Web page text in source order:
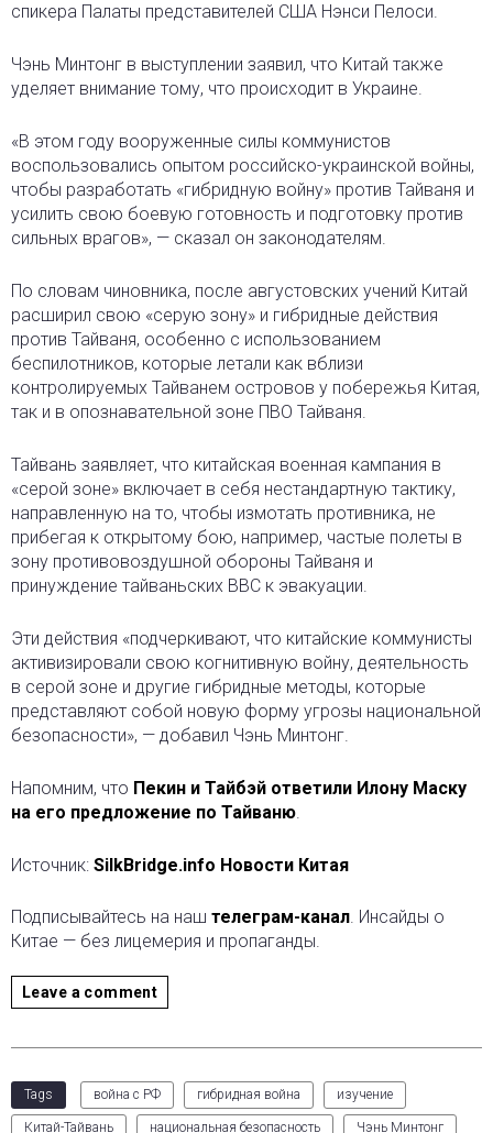
спикера Палаты представителей США Нэнси Пелоси.
Чэнь Минтонг в выступлении заявил, что Китай также
уделяет внимание тому, что происходит в Украине.
«В этом году вооруженные силы коммунистов
воспользовались опытом российско-украинской войны,
чтобы разработать «гибридную войну» против Тайваня и
усилить свою боевую готовность и подготовку против
сильных врагов», — сказал он законодателям.
По словам чиновника, после августовских учений Китай
расширил свою «серую зону» и гибридные действия
против Тайваня, особенно с использованием
беспилотников, которые летали как вблизи
контролируемых Тайванем островов у побережья Китая,
так и в опознавательной зоне ПВО Тайваня.
Тайвань заявляет, что китайская военная кампания в
«серой зоне» включает в себя нестандартную тактику,
направленную на то, чтобы измотать противника, не
прибегая к открытому бою, например, частые полеты в
зону противовоздушной обороны Тайваня и
принуждение тайваньских ВВС к эвакуации.
Эти действия «подчеркивают, что китайские коммунисты
активизировали свою когнитивную войну, деятельность
в серой зоне и другие гибридные методы, которые
представляют собой новую форму угрозы национальной
безопасности», — добавил Чэнь Минтонг.
Напомним, что Пекин и Тайбэй ответили Илону Маску
на его предложение по Тайваню.
Источник: SilkBridge.info Новости Китая
Подписывайтесь на наш телеграм-канал. Инсайды о
Китае — без лицемерия и пропаганды.
Leave a comment
Tags война с РФ гибридная война изучение
Китай-Тайвань национальная безопасность Чэнь Минтонг